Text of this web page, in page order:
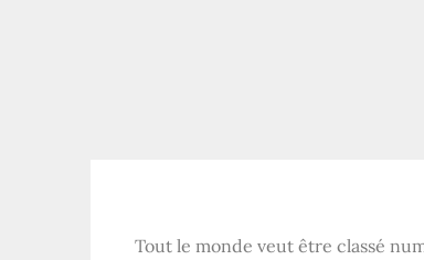
Tout le monde veut être classé